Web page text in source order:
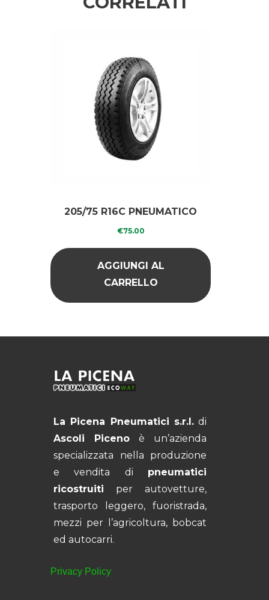
205/75 R16C PNEUMATICO
RICOPERTO XCA/75
€75.00
AGGIUNGI AL
CARRELLO
La Picena Pneumatici s.r.l.di
Ascoli Piceno è un’azienda
specializzata nella produzione
e vendita di pneumatici
ricostruiti per autovetture,
trasporto leggero, fuoristrada,
mezzi per l’agricoltura, bobcat
ed autocarri.
Privacy Policy